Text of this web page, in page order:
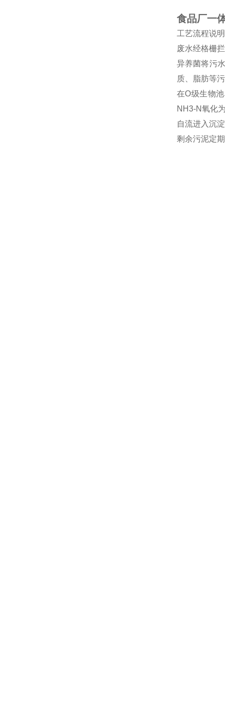
食品厂一
工艺流程说
废水经格栅
异养菌将污
质、脂肪等
在O级生物
NH3-N氧化
自流进入沉
剩余污泥定